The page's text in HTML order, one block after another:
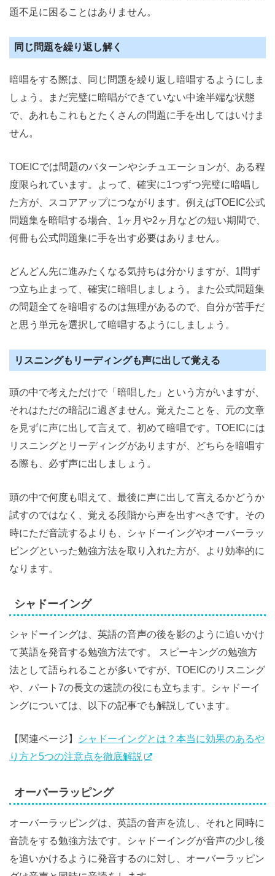
題不足に困ることはありません。
同じ問題を繰り返し解く
暗唱をする際は、同じ問題を繰り返し暗唱するようにしま
しょう。まだ完璧に暗唱ができていない中途半端な状態
で、あれもこれもとたくさんの問題に手を出してはいけま
せん。
TOEICでは問題のパターンやシチュエーションが、ある程
度限られています。よって、確実に1つずつ完璧に暗唱し
た方が、スコアアップにつながります。例えばTOEIC公式
問題集を暗唱する場合、1ヶ月や2ヶ月などの短い期間で、
何冊も公式問題集に手を出す必要はありません。
どんどん先に進みたくなる気持ちは分かりますが、1問ず
つ立ち止まって、確実に暗唱しましょう。また公式問題集
の問題全てを暗唱するのは無理があるので、自分が苦手だ
と思う単元を選択して暗唱するようにしましょう。
リスニングもリーディングも声に出して覚える
頭の中で考えただけで「暗唱した」という方がいますが、
それはただの暗記に過ぎません。覚えたことを、元の文章
を見ずに声に出して言えて、初めて暗唱です。TOEICには
リスニングとリーディングがありますが、どちらを暗唱す
る際も、必ず声に出しましょう。
頭の中で何度も唱えて、最後に声に出して言えるかどうか
試すのではなく、覚える段階から声を出すべきです。その
時にただ音読するよりも、シャドーイングやオーバーラッ
ピングといった勉強方法を取り入れた方が、より効率的に
なります。
シャドーイング
シャドーイングは、英語の音声の後を影のように追いかけ
て英語を発音する勉強方法です。 スピーキングの勉強方
法として語られることが多いですが、TOEICのリスニング
や、パート7の長文の速読の役にも立ちます。シャドーイ
ングについては、以下の記事でも解説しています。
【関連ページ】
シャドーイングとは？本当に効果のあるや
り方と5つの注意点を徹底解説
オーバーラッピング
オーバーラッピングは、英語の音声を流し、それと同時に
音読をする勉強方法です。シャドーイングが音声の少し後
を追いかけるように発音するのに対し、オーバーラッピン